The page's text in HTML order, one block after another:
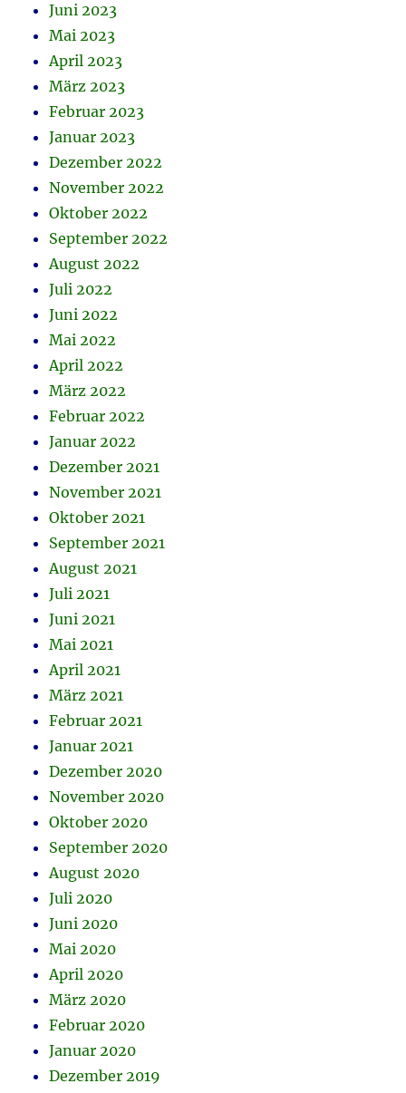
Juni 2023
Mai 2023
April 2023
März 2023
Februar 2023
Januar 2023
Dezember 2022
November 2022
Oktober 2022
September 2022
August 2022
Juli 2022
Juni 2022
Mai 2022
April 2022
März 2022
Februar 2022
Januar 2022
Dezember 2021
November 2021
Oktober 2021
September 2021
August 2021
Juli 2021
Juni 2021
Mai 2021
April 2021
März 2021
Februar 2021
Januar 2021
Dezember 2020
November 2020
Oktober 2020
September 2020
August 2020
Juli 2020
Juni 2020
Mai 2020
April 2020
März 2020
Februar 2020
Januar 2020
Dezember 2019